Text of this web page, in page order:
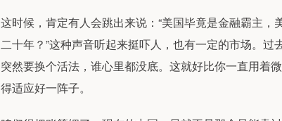
这时候，肯定有人会跳出来说：“美国毕竟是金融霸主
二十年？”这种声音听起来挺吓人，也有一定的市场。过
突然要换个活法，谁心里都没底。这就好比你一直用着
得适应好一阵子。